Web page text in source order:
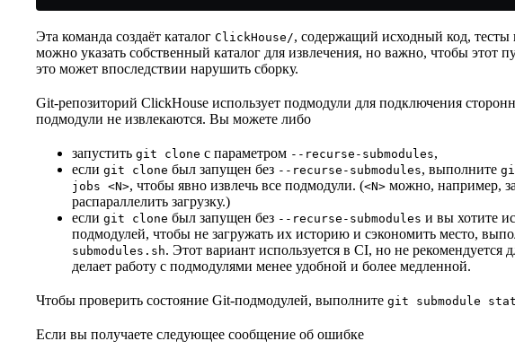
Эта команда создаёт каталог ClickHouse/, содержащий исходный код,
можно указать собственный каталог для извлечения, но важно, чтобы этот
это может впоследствии нарушить сборку.
Git-репозиторий ClickHouse использует подмодули для подключения
подмодули не извлекаются. Вы можете либо
запустить git clone с параметром --recurse-submodules,
если git clone был запущен без --recurse-submodules, выполните
jobs <N>, чтобы явно извлечь все подмодули. (<N> можно, например,
распараллелить загрузку.)
если git clone был запущен без --recurse-submodules и вы хотите
подмодулей, чтобы не загружать их историю и сэкономить место,
submodules.sh. Этот вариант используется в CI, но не рекомендуется
делает работу с подмодулями менее удобной и более медленной.
Чтобы проверить состояние Git-подмодулей, выполните git submodule
Если вы получаете следующее сообщение об ошибке